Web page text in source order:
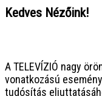
Kedves Nézőink!
A TELEVÍZIÓ nagy
vonatkozású
tudósítás